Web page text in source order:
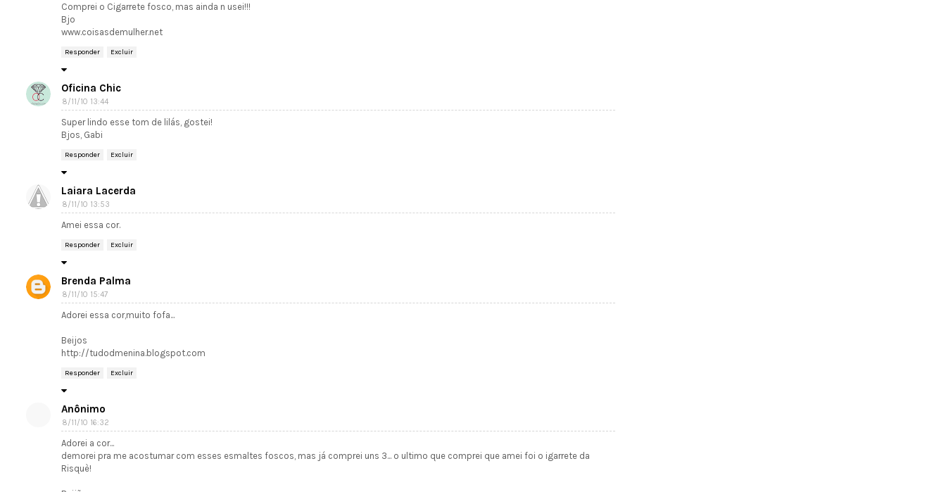
Comprei o Cigarrete fosco, mas ainda n usei!!!
Bjo
www.coisasdemulher.net
Responder Excluir
Oficina Chic
8/11/10 13:44
Super lindo esse tom de lilás, gostei!
Bjos, Gabi
Responder Excluir
Laiara Lacerda
8/11/10 13:53
Amei essa cor.
Responder Excluir
Brenda Palma
8/11/10 15:47
Adorei essa cor,muito fofa...
Beijos
http://tudodmenina.blogspot.com
Responder Excluir
Anônimo
8/11/10 16:32
Adorei a cor...
demorei pra me acostumar com esses esmaltes foscos, mas já comprei uns 3... o ultimo que comprei que amei foi o igarrete da
Risquè!